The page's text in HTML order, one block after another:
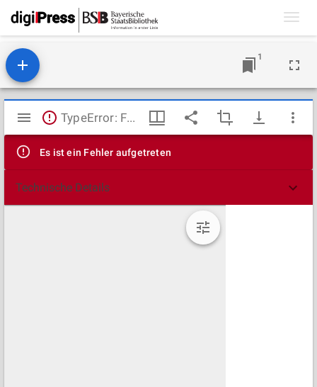
1
Mirador
Viewer
TypeError: Failed to fetch
Es ist ein Fehler aufgetreten
Technische Details